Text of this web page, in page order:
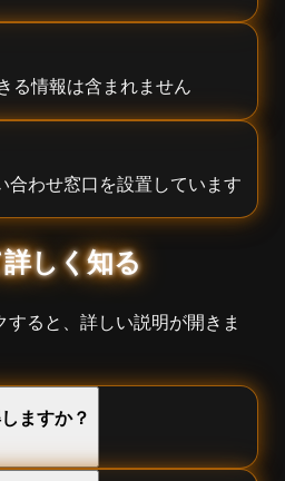
る情報は含まれません
合わせ窓口を設置しています
しく知る
ると、詳しい説明が開きま
ますか？